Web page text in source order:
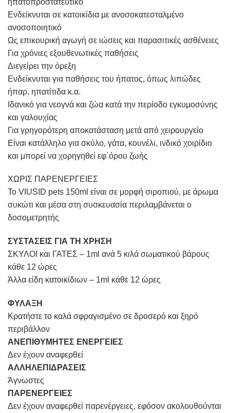
Ενδείκνυται σε κατοικίδια με ανοσοκατεσταλμένο
ανοσοποιητικό
Ως επικουρική αγωγή σε ιώσεις και παρασιτικές ασθένειες
Για χρόνιες εξουθενωτικές παθήσεις
Διεγείρει την όρεξη
Ενδείκνυται για παθήσεις του ήπατος, όπως λιπώδες
ήπαρ, ηπατίτιδα κ.α.
Ιδανικό για νεογνά και ζώα κατά την περίοδο εγκυμοσύνης
και γαλουχίας
Για γρηγορότερη αποκατάσταση μετά από χειρουργείο
Είναι κατάλληλο για σκύλο, γάτα, κουνέλι, ινδικό χοιρίδιο
και μπορεί να χορηγηθεί εφ΄όρου ζωής
ΧΩΡΙΣ ΠΑΡΕΝΕΡΓΕΙΕΣ
Το VIUSID pets 150ml είναι σε μορφή σιροπιού, με άρωμα
συκώτι και μέσα στη συσκευασία περιλαμβάνεται ο
δοσομετρητής
ΣΥΣΤΑΣΕΙΣ ΓΙΑ ΤΗ ΧΡΗΣΗ
ΣΚΥΛΟΙ και ΓΑΤΕΣ – 1ml ανά 5 κιλά σωματικού βάρους
κάθε 12 ώρες
Άλλα είδη κατοικίδιων – 1ml κάθε 12 ώρες
ΦΥΛΑΞΗ
Κρατήστε το καλά σφραγισμένο σε δροσερό και ξηρό
περιβάλλον
ΑΝΕΠΙΘΥΜΗΤΕΣ ΕΝΕΡΓΕΙΕΣ
Δεν έχουν αναφερθεί
AΛΛΗΛΕΠΙΔΡΑΣΕΙΣ
Άγνωστες
ΠΑΡΕΝΕΡΓΕΙΕΣ
Δεν έχουν αναφερθεί παρενέργειες, εφόσον ακολουθούνται